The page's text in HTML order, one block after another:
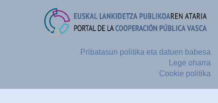
Pribatasun politika eta datuen babesa
Lege oharra
Cookie politika